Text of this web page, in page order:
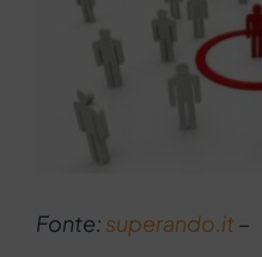
Fonte: superando.it –